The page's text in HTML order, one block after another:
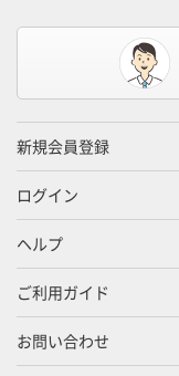
新規会員登録
ログイン
ヘルプ
ご利用ガイド
お問い合わせ